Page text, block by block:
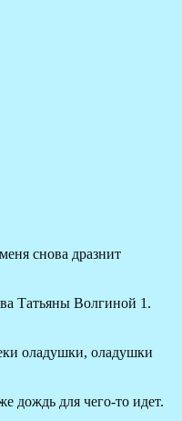
снова дразнит
Татьяны Волгиной 1.
оладушки, оладушки
дождь для чего-то идет.